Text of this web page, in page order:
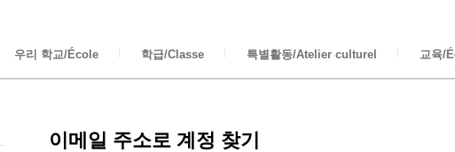
우리 학교/École 학급/Classe 특별활동/Atelier culturel 교육/
이메일 주소로 계정 찾기